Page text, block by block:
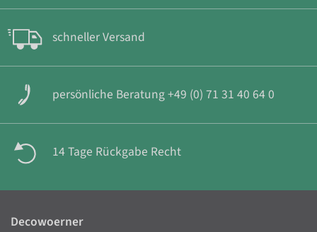
schneller Versand
persönliche Beratung +49 (0) 71 31 40 64 0
14 Tage Rückgabe Recht
Decowoerner